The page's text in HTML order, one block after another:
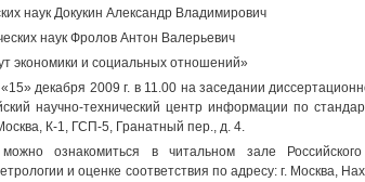
наук Докукин Александр Владимирович
наук Фролов Антон Валерьевич
экономики и социальных отношений»
декабря 2009 г. в 11.00 на заседании
научно-технический центр информации по
К-1, ГСП-5, Гранатный пер., д. 4.
ознакомиться в читальном зале
и оценке соответствия по адресу: г. Москва,